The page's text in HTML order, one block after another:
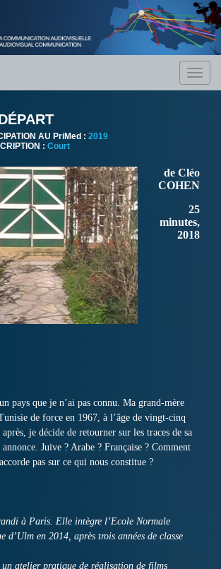
AU PriMed : 2019
: Court
de Cléo
COHEN
25
minutes,
2018
pays que je n’ai pas connu. Ma grand-mère
de force en 1967, à l’âge de vingt-cinq
je décide de retourner sur les traces de sa
Juive ? Arabe ? Française ? Comment
pas sur ce qui nous constitue ?
à Paris. Elle intègre l’Ecole Normale
d’Ulm en 2014, après trois années de classe
un atelier pratique de réalisation de films